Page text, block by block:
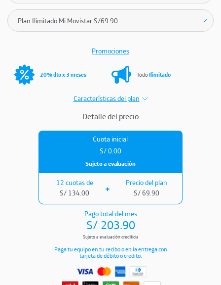
Promociones
20% dto x 3 meses TodoIlimitado
Características del plan
Detalle del precio
Cuota inicial
S/0.00
Sujeto a evaluación
12 cuotas de
S/ 134.00
Precio del plan
S/ 69.90
Pago total del mes
S/ 203.90
Sujeto a evaluación crediticia
Paga tu equipo en tu recibo o en la entrega con
tarjeta de débito o credito.